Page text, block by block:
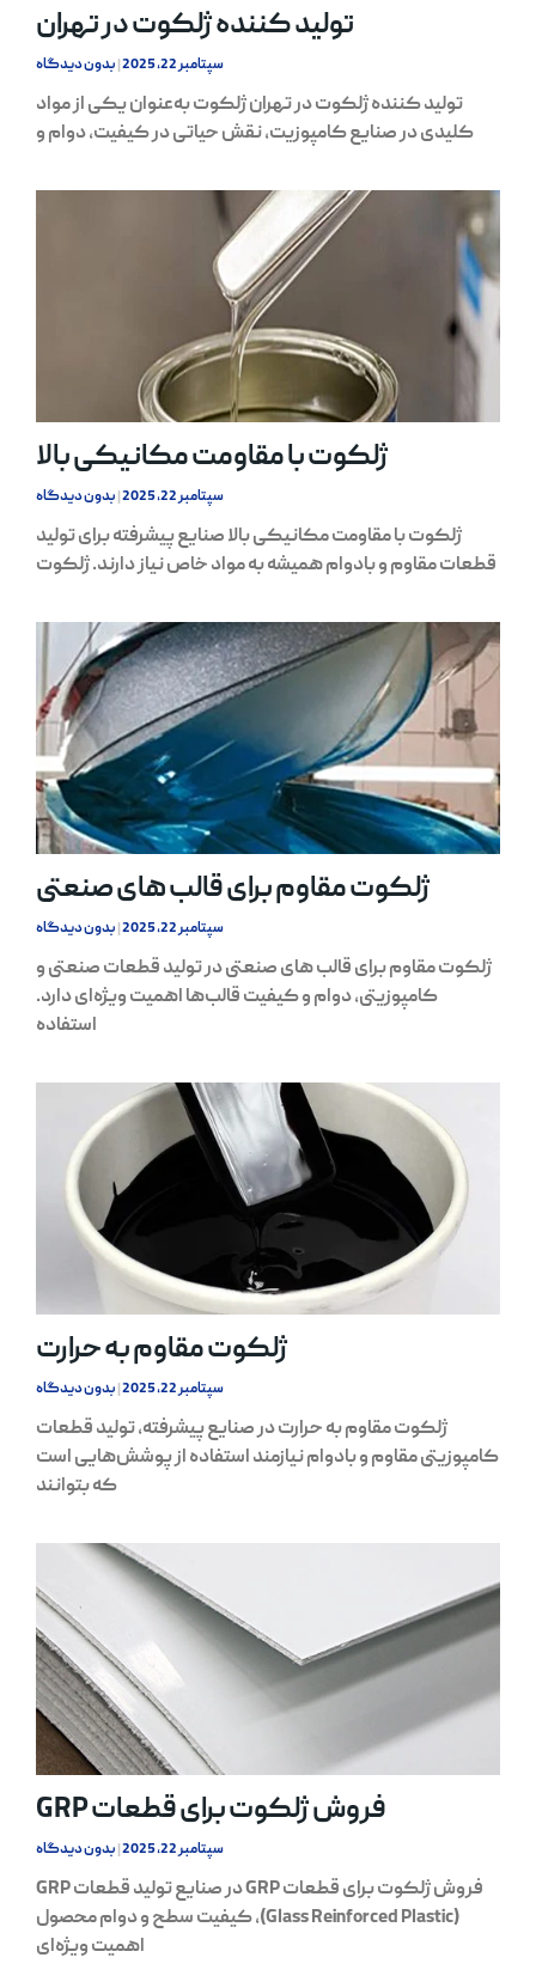
تولید کننده ژلکوت در تهران
سپتامبر 22, 2025 بدون دیدگاه
تولید کننده ژلکوت در تهران ژلکوت به‌عنوان یکی از مواد
کلیدی در صنایع کامپوزیت، نقش حیاتی در کیفیت، دوام و
ژلکوت با مقاومت مکانیکی بالا
سپتامبر 22, 2025 بدون دیدگاه
ژلکوت با مقاومت مکانیکی بالا صنایع پیشرفته برای تولید
قطعات مقاوم و بادوام همیشه به مواد خاص نیاز دارند. ژلکوت
ژلکوت مقاوم برای قالب های صنعتی
سپتامبر 22, 2025 بدون دیدگاه
ژلکوت مقاوم برای قالب های صنعتی در تولید قطعات صنعتی و
کامپوزیتی، دوام و کیفیت قالب‌ها اهمیت ویژه‌ای دارد.
استفاده
ژلکوت مقاوم به حرارت
سپتامبر 22, 2025 بدون دیدگاه
ژلکوت مقاوم به حرارت در صنایع پیشرفته، تولید قطعات
کامپوزیتی مقاوم و بادوام نیازمند استفاده از پوشش‌هایی است
که بتوانند
فروش ژلکوت برای قطعات GRP
سپتامبر 22, 2025 بدون دیدگاه
فروش ژلکوت برای قطعات GRP در صنایع تولید قطعات GRP
(Glass Reinforced Plastic)، کیفیت سطح و دوام محصول
اهمیت ویژه‌ای